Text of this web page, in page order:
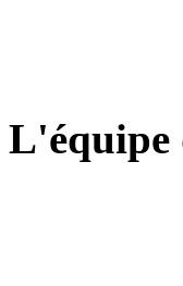
L'équipe